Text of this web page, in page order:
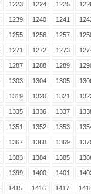
1223 1224 1225
1239 1240 1241
1255 1256 1257
1271 1272 1273
1287 1288 1289
1303 1304 1305
1319 1320 1321
1335 1336 1337
1351 1352 1353
1367 1368 1369
1383 1384 1385
1399 1400 1401
1415 1416 1417